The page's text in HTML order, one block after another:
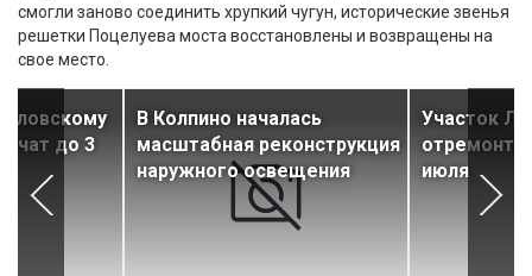
смогли заново соединить хрупкий чугун, исторические звенья
решетки Поцелуева моста восстановлены и возвращены на
свое место.
до 3
В Колпино началась
масштабная реконструкция
наружного освещения
Участок
июля